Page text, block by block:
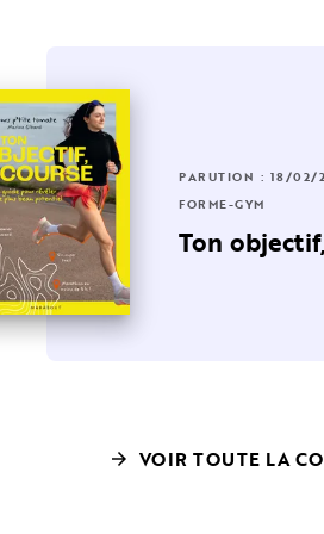
PAGES
: 31/08/2022
GYM
grand guide Major
pour soigner …
PARUTION : 18/02/
FORME-GYM
Ton
arrow_forward VOIR TOUTE LA